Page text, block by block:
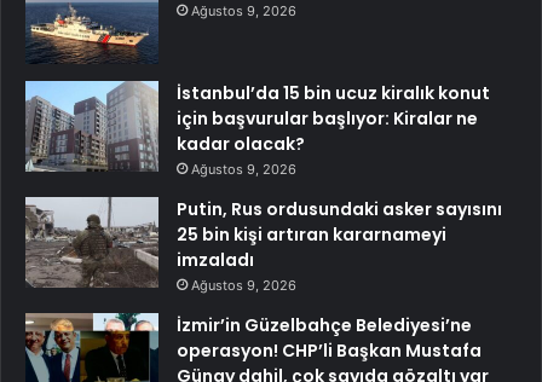
Ağustos 9, 2026
İstanbul’da 15 bin ucuz kiralık konut
için başvurular başlıyor: Kiralar ne
kadar olacak?
Ağustos 9, 2026
Putin, Rus ordusundaki asker sayısını
25 bin kişi artıran kararnameyi
imzaladı
Ağustos 9, 2026
İzmir’in Güzelbahçe Belediyesi’ne
operasyon! CHP’li Başkan Mustafa
Günay dahil, çok sayıda gözaltı var